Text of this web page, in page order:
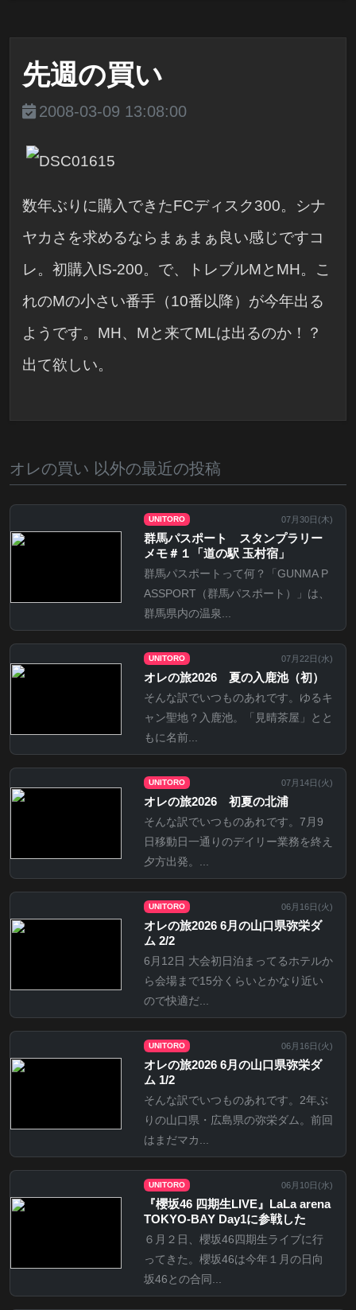
先週の買い
2008-03-09 13:08:00
数年ぶりに購入できたFCディスク300。シナ
ヤカさを求めるならまぁまぁ良い感じですコ
レ。初購入IS-200。で、トレブルMとMH。こ
れのMの小さい番手（10番以降）が今年出る
ようです。MH、Mと来てMLは出るのか！？
出て欲しい。
オレの買い 以外の最近の投稿
UNITORO 07月30日(木)
群馬パスポート スタンプラリー
メモ＃１「道の駅 玉村宿」
群馬パスポートって何？「GUNMA P
ASSPORT（群馬パスポート）」は、
群馬県内の温泉...
UNITORO 07月22日(水)
オレの旅2026 夏の入鹿池（初）
そんな訳でいつものあれです。ゆるキ
ャン聖地？入鹿池。「見晴茶屋」とと
もに名前...
UNITORO 07月14日(火)
オレの旅2026 初夏の北浦
そんな訳でいつものあれです。7月9
日移動日一通りのデイリー業務を終え
夕方出発。...
UNITORO 06月16日(火)
オレの旅2026 6月の山口県弥栄ダ
ム 2/2
6月12日 大会初日泊まってるホテルか
ら会場まで15分くらいとかなり近い
ので快適だ...
UNITORO 06月16日(火)
オレの旅2026 6月の山口県弥栄ダ
ム 1/2
そんな訳でいつものあれです。2年ぶ
りの山口県・広島県の弥栄ダム。前回
はまだマカ...
UNITORO 06月10日(水)
『櫻坂46 四期生LIVE』LaLa arena
TOKYO-BAY Day1に参戦した
６月２日、櫻坂46四期生ライブに行
ってきた。櫻坂46は今年１月の日向
坂46との合同...